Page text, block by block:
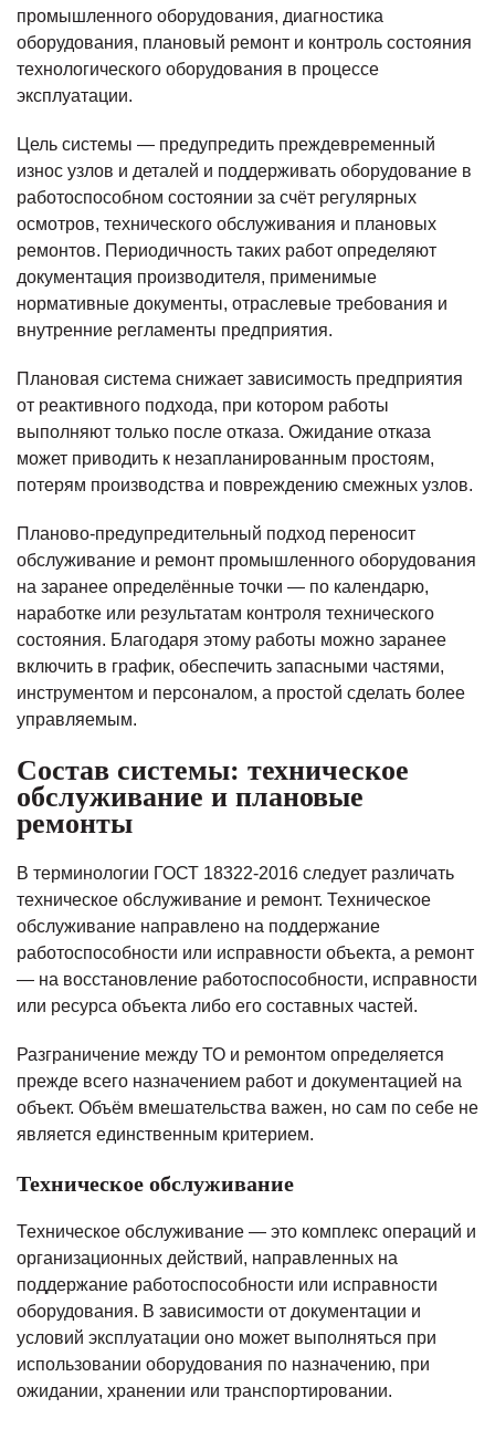
промышленного оборудования, диагностика
оборудования, плановый ремонт и контроль состояния
технологического оборудования в процессе
эксплуатации.
Цель системы — предупредить преждевременный
износ узлов и деталей и поддерживать оборудование в
работоспособном состоянии за счёт регулярных
осмотров, технического обслуживания и плановых
ремонтов. Периодичность таких работ определяют
документация производителя, применимые
нормативные документы, отраслевые требования и
внутренние регламенты предприятия.
Плановая система снижает зависимость предприятия
от реактивного подхода, при котором работы
выполняют только после отказа. Ожидание отказа
может приводить к незапланированным простоям,
потерям производства и повреждению смежных узлов.
Планово-предупредительный подход переносит
обслуживание и ремонт промышленного оборудования
на заранее определённые точки — по календарю,
наработке или результатам контроля технического
состояния. Благодаря этому работы можно заранее
включить в график, обеспечить запасными частями,
инструментом и персоналом, а простой сделать более
управляемым.
Состав системы: техническое
обслуживание и плановые
ремонты
В терминологии ГОСТ 18322-2016 следует различать
техническое обслуживание и ремонт. Техническое
обслуживание направлено на поддержание
работоспособности или исправности объекта, а ремонт
— на восстановление работоспособности, исправности
или ресурса объекта либо его составных частей.
Разграничение между ТО и ремонтом определяется
прежде всего назначением работ и документацией на
объект. Объём вмешательства важен, но сам по себе не
является единственным критерием.
Техническое обслуживание
Техническое обслуживание — это комплекс операций и
организационных действий, направленных на
поддержание работоспособности или исправности
оборудования. В зависимости от документации и
условий эксплуатации оно может выполняться при
использовании оборудования по назначению, при
ожидании, хранении или транспортировании.